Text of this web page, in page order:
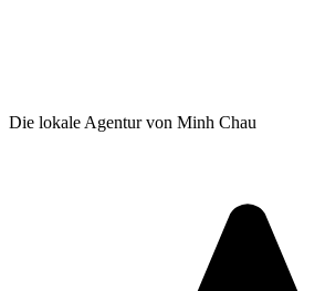
Die lokale Agentur von Minh Chau